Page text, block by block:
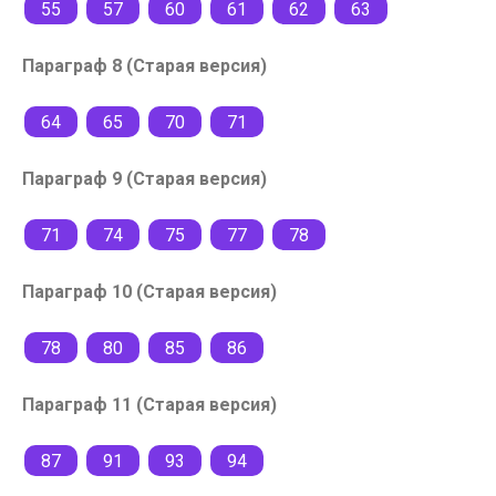
55 57 60 61 62 63
Параграф 8 (Старая версия)
64 65 70 71
Параграф 9 (Старая версия)
71 74 75 77 78
Параграф 10 (Старая версия)
78 80 85 86
Параграф 11 (Старая версия)
87 91 93 94